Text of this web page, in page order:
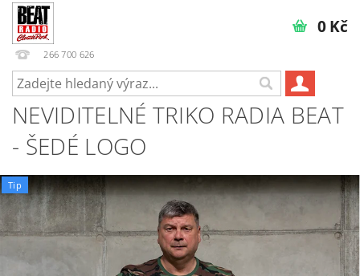
266 700 626
0 Kč
NEVIDITELNÉ TRIKO RADIA BEAT
- ŠEDÉ LOGO
Tip